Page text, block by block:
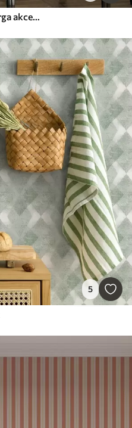
Falvédő Zöld és bézs csíkok sárga akcentusvonalakkal
5